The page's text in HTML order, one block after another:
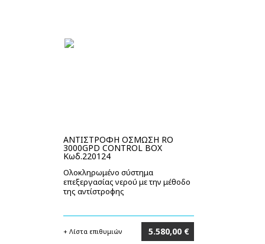
ΑΝΤΙΣΤΡΟΦΗ ΟΣΜΩΣΗ RO
3000GPD CONTROL BOX
Κωδ.220124
Ολοκληρωμένο σύστημα
επεξεργασίας νερού με την μέθοδο
της αντίστροφης
+ Λίστα επιθυμιών 5.580,00 €